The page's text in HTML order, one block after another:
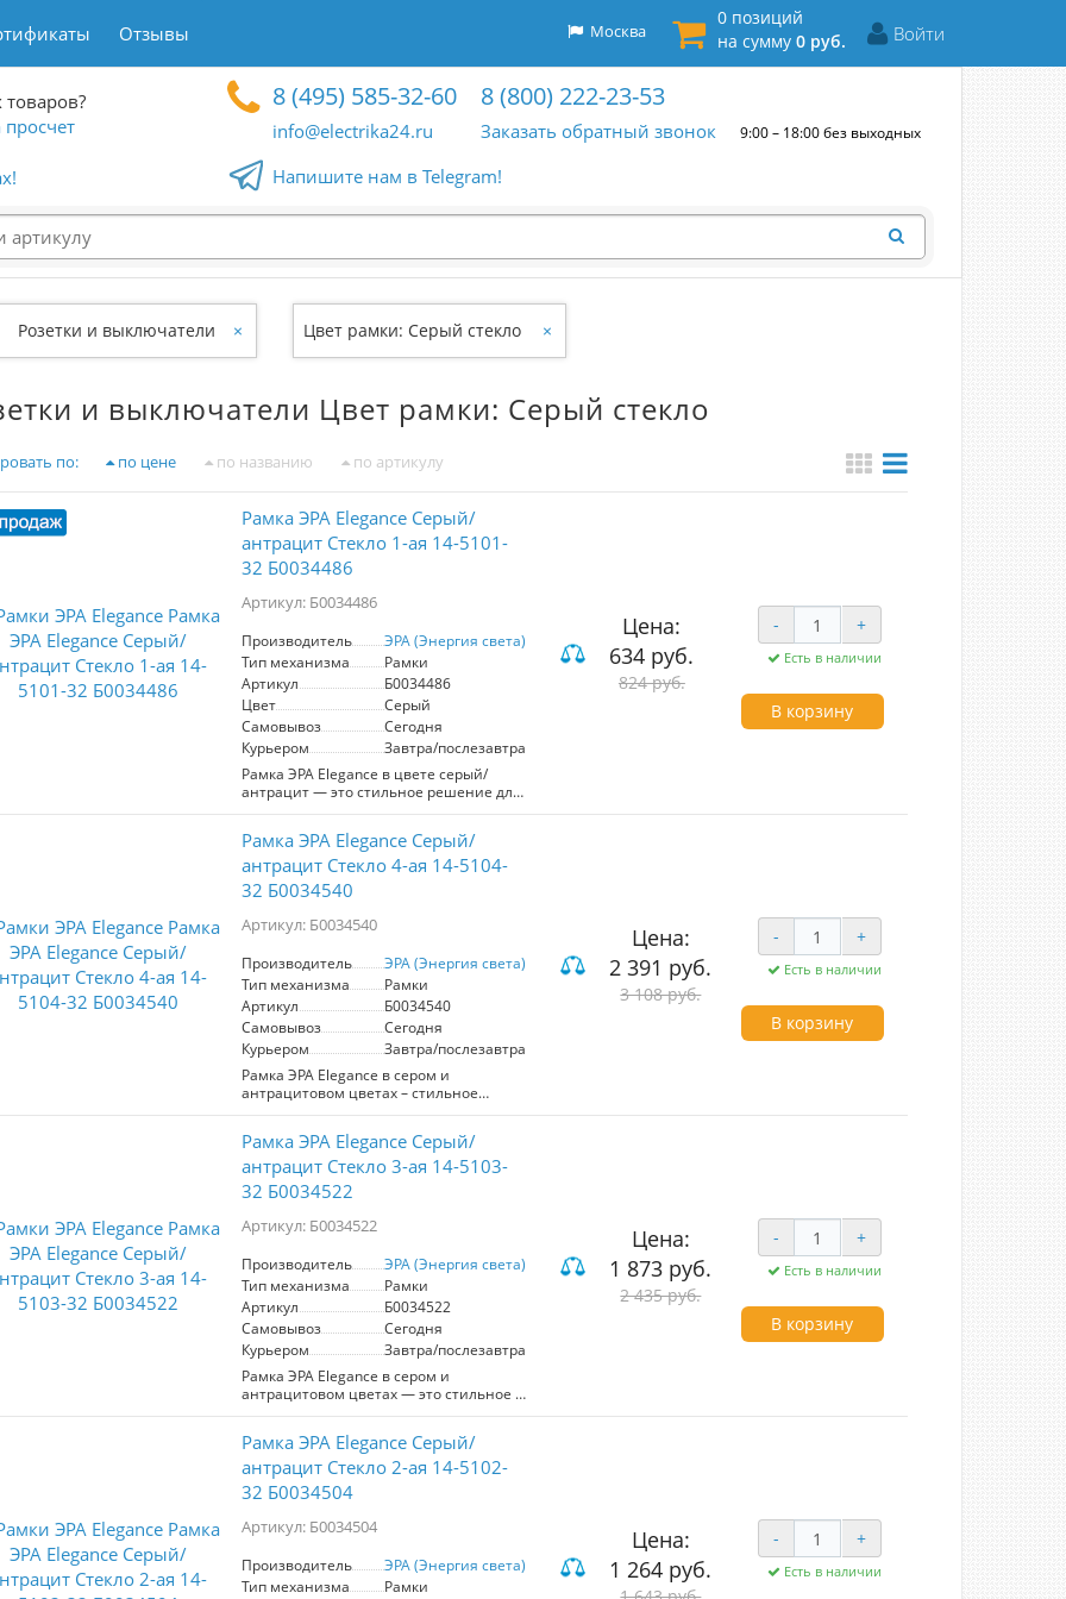
Отзывы Войти
0 позиций
на сумму 0 руб.
Москва
8 (495) 585-32-60
info@electrika24.ru
8 (800) 222-23-53
Заказать обратный звонок 9:00 – 18:00 без выходных
Напишите нам в Telegram!
Розетки и выключатели × Цвет рамки: Серый стекло ×
и выключатели Цвет рамки: Серый стекло
по: по цене по названию по артикулу
Рамка ЭРА Elegance Серый/
антрацит Стекло 1-ая 14-5101-
32 Б0034486
Артикул: Б0034486
Производитель
ЭРА (Энергия света)
Тип механизма
Рамки
Артикул
Б0034486
Цвет
Серый
Самовывоз
Сегодня
Курьером
Завтра/послезавтра
Рамка ЭРА Elegance в цвете серый/
антрацит — это стильное решение для
оформления электрических устройств.
5101-32) выполнена из качественного
пластика, что обеспечивает
долговечность и устойчивость к
повреждениям. Стеклянная панель
придаёт современный вид и легко
очищается от загрязнений. Ключевые
Материал: пластик и стекло - Цвет:
серый/антрацит - Совместимость с
стандартными устройствами
Преимущества для пользователя: -
Элегантный дизайн, подходящий для
любого интерьера - Простота установки
и замены - Легкость в уходе благодаря
гладкой поверхности Эта рамка станет
отличным дополнением для вашего
дома или офиса, обеспечивая стиль и
практичность.
Цена:
634 руб.
824 руб.
- +
Есть в наличии
В корзину
Рамка ЭРА Elegance Серый/
антрацит Стекло 4-ая 14-5104-
32 Б0034540
Артикул: Б0034540
Производитель
ЭРА (Энергия света)
Тип механизма
Рамки
Артикул
Б0034540
Самовывоз
Сегодня
Курьером
Завтра/послезавтра
Рамка ЭРА Elegance в сером и
антрацитовом цветах – стильное
решение для современного интерьера.
предназначена для установки четырех
устройств, что позволяет удобно
разместить различные элементы
управления. Изготовленная из
высококачественного пластика, она
устойчива к механическим
Стеклянная вставка придаёт рамке
элегантный вид, а компактные размеры
обеспечивают простоту монтажа. Рамка
подходит для стандартных
электрических розеток и
выключателей, что делает её
универсальным выбором для любого
помещения. Обновите интерьер с
помощью ЭРА Elegance и обеспечьте
комфортное использование
электрических устройств.
Цена:
2 391 руб.
3 108 руб.
- +
Есть в наличии
В корзину
Рамка ЭРА Elegance Серый/
антрацит Стекло 3-ая 14-5103-
32 Б0034522
Артикул: Б0034522
Производитель
ЭРА (Энергия света)
Тип механизма
Рамки
Артикул
Б0034522
Самовывоз
Сегодня
Курьером
Завтра/послезавтра
Рамка ЭРА Elegance в сером и
антрацитовом цветах — это стильное и
функциональное решение для
кодом 14-5103-32 рассчитана на три
модуля и идеально подходит для
установки в жилых и офисных
помещениях. Основное преимущество
данной рамки — её элегантный
дизайн, который гармонично
Высококачественное стекло
обеспечивает долговечность и
Цена:
1 873 руб.
2 435 руб.
- +
Есть в наличии
В корзину
Рамка ЭРА Elegance Серый/
антрацит Стекло 2-ая 14-5102-
32 Б0034504
Артикул: Б0034504
Производитель
ЭРА (Энергия света)
Тип механизма
Рамки
Цена:
1 264 руб.
- +
Есть в наличии